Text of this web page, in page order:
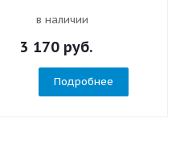
в наличии
3 170 руб.
Подробнее